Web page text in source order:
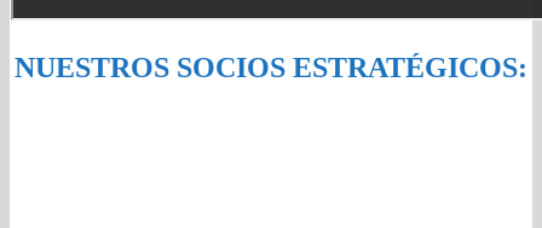
NUESTROS SOCIOS ESTRATÉGICOS: